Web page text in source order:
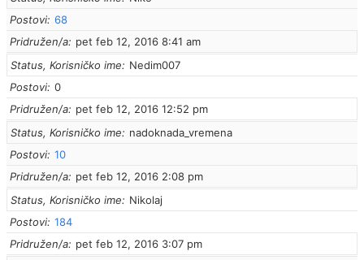
Postovi 68
Pridružen/a
pet feb 12, 2016 8:41 am
Status, Korisničko ime
Nedim007
Postovi 0
Pridružen/a
pet feb 12, 2016 12:52 pm
Status, Korisničko ime
nadoknada_vremena
Postovi 10
Pridružen/a
pet feb 12, 2016 2:08 pm
Status, Korisničko ime
Nikolaj
Postovi 184
Pridružen/a
pet feb 12, 2016 3:07 pm